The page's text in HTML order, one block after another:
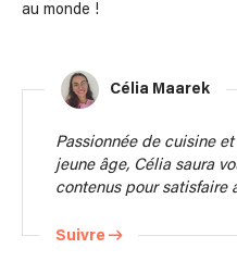
au monde !
Célia Maarek
Passionnée de cuisine
jeune âge, Célia saura
contenus pour satisfaire
Suivre